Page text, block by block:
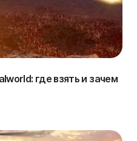
где взять и зачем